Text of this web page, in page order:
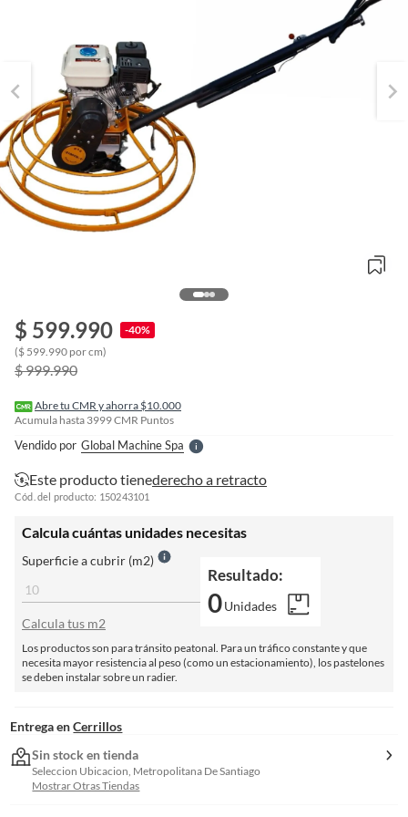
$ 599.990
-40%
($ 599.990 por cm)
$ 999.990
Abre tu CMR y ahorra $10.000
Acumula hasta 3999CMR Puntos
Vendido por Global Machine SpaS
Este producto tienederecho a retracto
Cód. del producto: 150243101
Calcula cuántas unidades necesitas
Superficie a cubrir (m2)
Calcula tus m2
Resultado:
0Unidades
Los productos son para tránsito peatonal. Para un tráfico constante y que
necesita mayor resistencia al peso (como un estacionamiento), los pastelones
se deben instalar sobre un radier.
Entrega en Cerrillos
Sin stock en tienda
Seleccion Ubicacion, Metropolitana De Santiago
Mostrar Otras Tiendas